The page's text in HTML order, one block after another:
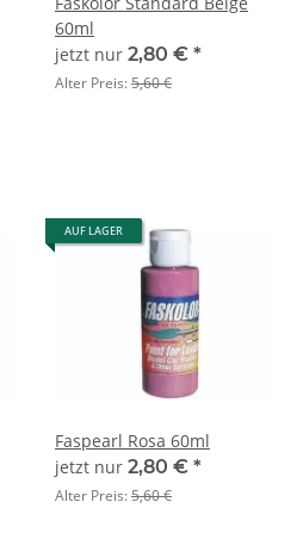
60ml
jetzt nur 2,80 € *
Alter Preis:5,60 €
AUF LAGER
Faspearl Rosa 60ml
jetzt nur 2,80 € *
Alter Preis:5,60 €